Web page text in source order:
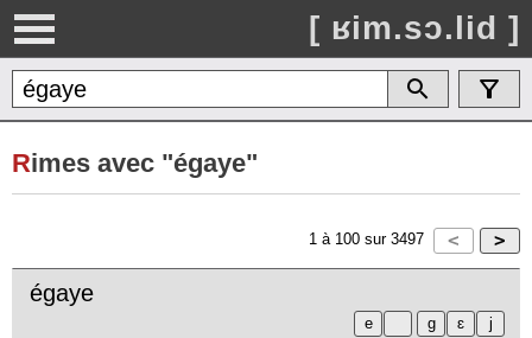
[ ʁim.sɔ.lid ]
Rimes avec "égaye"
1 à 100 sur 3497
égaye